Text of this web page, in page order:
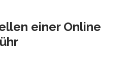
einer Online